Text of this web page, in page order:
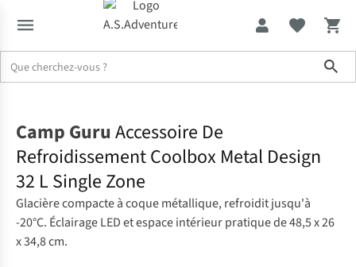
Camp Guru Accessoire De
Refroidissement Coolbox Metal Design
32 L Single Zone
Glacière compacte à coque métallique, refroidit jusqu'à
-20°C. Éclairage LED et espace intérieur pratique de 48,5 x 26
x 34,8 cm.